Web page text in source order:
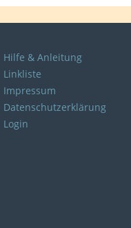
Hilfe & Anleitung
Linkliste
Impressum
Datenschutzerklärung
Login